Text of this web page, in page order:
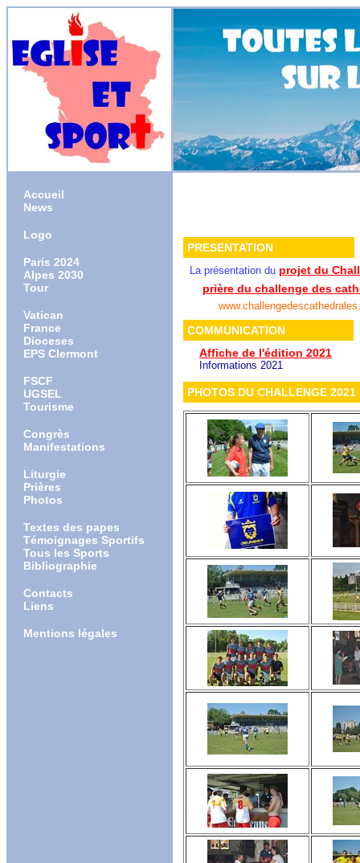
Accueil
News
Logo
Paris 2024
Alpes 2030
Tour
Vatican
France
Dioceses
EPS Clermont
FSCF
UGSEL
Tourisme
Congrès
Manifestations
Liturgie
Prières
Photos
Textes des papes
Témoignages Sportifs
Tous les Sports
Bibliographie
Contacts
Liens
Mentions légales
PRESENTATION
La présentation du projet du
prière du challenge des
COMMUNICATION
Affiche de l'édition 2021
Informations 2021
PHOTOS DU CHALLENGE 2021